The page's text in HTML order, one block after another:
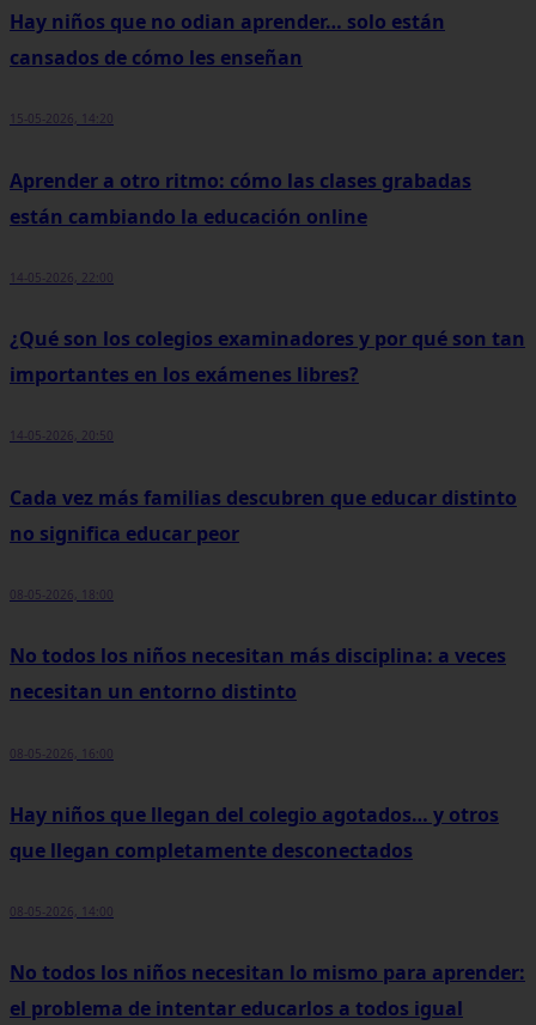
Hay niños que no odian aprender… solo están
cansados de cómo les enseñan
15-05-2026, 14:20
Aprender a otro ritmo: cómo las clases grabadas
están cambiando la educación online
14-05-2026, 22:00
¿Qué son los colegios examinadores y por qué son tan
importantes en los exámenes libres?
14-05-2026, 20:50
Cada vez más familias descubren que educar distinto
no significa educar peor
08-05-2026, 18:00
No todos los niños necesitan más disciplina: a veces
necesitan un entorno distinto
08-05-2026, 16:00
Hay niños que llegan del colegio agotados… y otros
que llegan completamente desconectados
08-05-2026, 14:00
No todos los niños necesitan lo mismo para aprender:
el problema de intentar educarlos a todos igual